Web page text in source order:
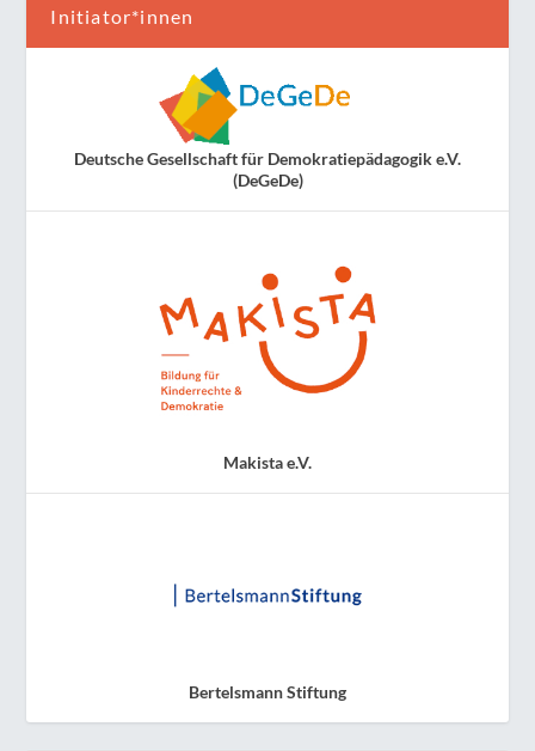
Initiator*innen
Deutsche Gesellschaft für Demokratiepädagogik e.V.
(DeGeDe)
Makista e.V.
Bertelsmann Stiftung